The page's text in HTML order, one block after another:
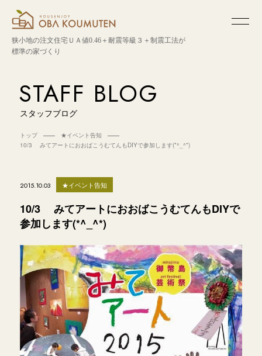
狭小地の注文住宅ＵＡ値0.46＋耐震等級３＋制震工法が
標準の家づくり
STAFF BLOG
スタッフブログ
トップ
★イベント告知
10/3 みてアートにおおばこうむてんもDIYで参加します(*^_^*)
2015.10.03 ★イベント告知
10/3 みてアートにおおばこうむてんもDIYで
参加します(*^_^*)